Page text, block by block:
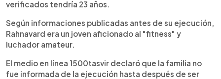
verificados tendría 23 años.
Según informaciones publicadas antes de su ejecución,
Rahnavard era un joven aficionado al "fitness" y
luchador amateur.
El medio en línea 1500tasvir declaró que la familia no
fue informada de la ejecución hasta después de ser